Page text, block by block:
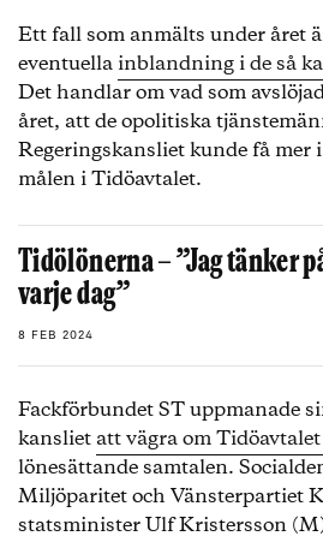
Ett fall som anmälts under året
eventuella inblandning i de så
Det handlar om vad som
året, att de opolitiska
Regeringskansliet kunde få mer
målen i Tidöavtalet.
Tidölönerna – ”Jag tänker
varje dag”
8 FEB 2024
Fackförbundet ST uppmanade
kansliet att vägra om
lönesättande samtalen.
Miljöparitet och Vänsterpartiet
statsminister Ulf Kristersson